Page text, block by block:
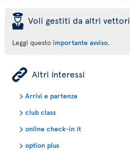
þ Voli gestiti da altri vettori
Leggi questo importante avviso.
ÿ Altri interessi
Arrivi e partenze
club class
online check-in it
option plus